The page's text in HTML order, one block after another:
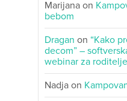
Marijana on
bebom
Dragan on “Kako
decom” –
webinar za roditelje
Nadja on